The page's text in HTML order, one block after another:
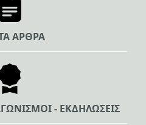
ΑΡΘΡΑ
- ΕΚΔΗΛΩΣΕΙΣ